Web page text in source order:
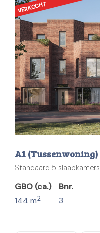
VERKOCHT
A1 (Tussenwoning)
Standaard 5 slaapkamers
GBO (ca.)
144 m2
Bnr.
3